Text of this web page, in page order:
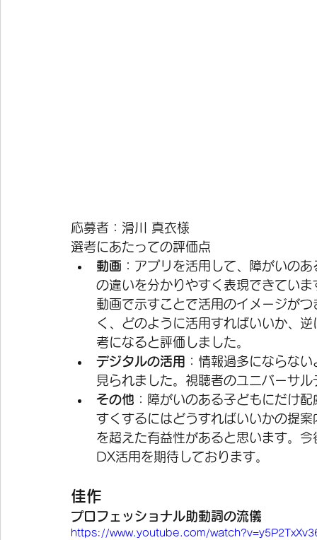
応募者：滑川 真衣様
選考にあたっての評価点
動画 ：アプリを活用して、障がいの
の違いを分かりやすく表現できてい
動画で示すことで活用のイメージが
く、どのように活用すればいいか、
考になると評価しました。
デジタルの活用 ：情報過多にならな
見られました。視聴者のユニバーサ
その他 ：障がいのある子どもにだけ
すくするにはどうすればいいかの提
を超えた有益性があると思います。
DX活用を期待しております。
佳作
プロフェッショナル助動詞の流儀
https://www.youtube.com/